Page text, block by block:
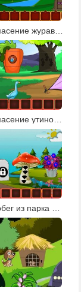
Спасение журавля
Спасение утиной семьи: эпизод 1